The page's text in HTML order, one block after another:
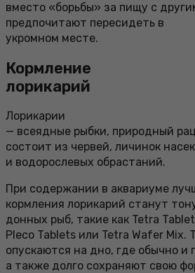
вместо «борьбы» за пищу с
предпочитают пересидеть в
укромном месте.
Кормление
лорикарий
Лорикарии
— всеядные рыбки, природный
состоит из червей, личинок
и водорослевых обрастаний.
При содержании в аквариуме
кормления лорикарий станут
донных рыб, такие как Tetra
Pleco Tablets или Tetra Wafer Mix.
опускаются на дно, где обычно и
а также долго сохраняют свою